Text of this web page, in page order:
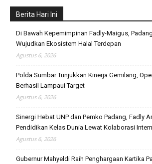
Berita Hari Ini
Di Bawah Kepemimpinan Fadly-Maigus,
Wujudkan Ekosistem Halal Terdepan
Agustus 6, 2026
Polda Sumbar Tunjukkan Kinerja Gemilang,
Berhasil Lampaui Target
Agustus 6, 2026
Sinergi Hebat UNP dan Pemko Padang, Fadly
Pendidikan Kelas Dunia Lewat Kolaborasi
Agustus 6, 2026
Gubernur Mahyeldi Raih Penghargaan Kartika